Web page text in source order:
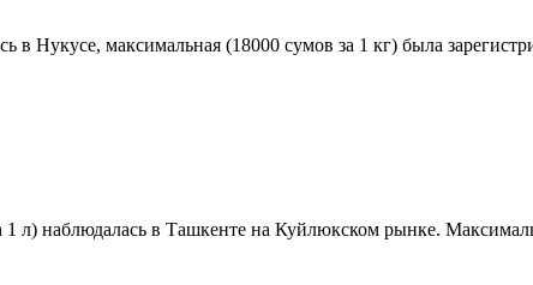
в Нукусе, максимальная (18000 сумов за 1 кг) была
л) наблюдалась в Ташкенте на Куйлюкском рынке.